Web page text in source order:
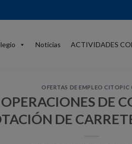
Noticias ACTIVIDADES
OFERTAS DE EMPLEO CITOPIC
OPERACIONES DE
DE